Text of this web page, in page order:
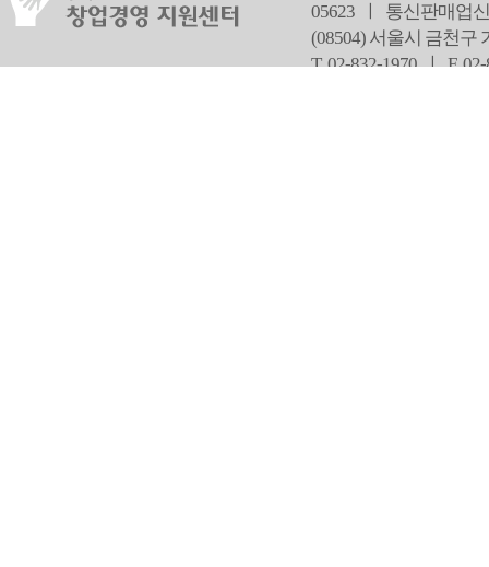
05623 ㅣ 통신판매업
(08504) 서울시 금천구
T 02-832-1970 ㅣF